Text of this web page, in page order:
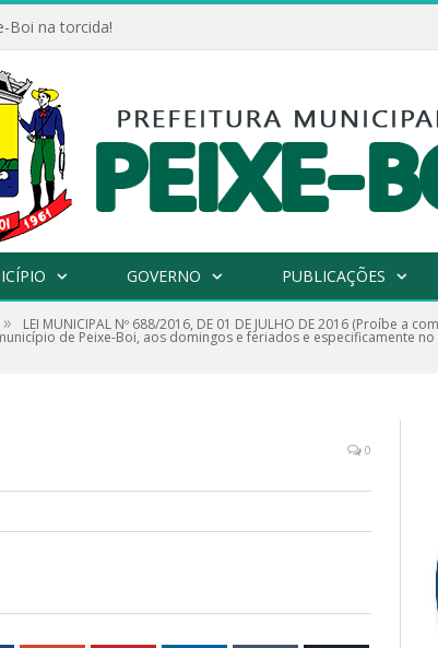
Boi na torcida!
GOVERNO PUBLICAÇÕES
» LEI MUNICIPAL Nº 688/2016, DE 01 DE JULHO DE 2016 (Proíbe a
de Peixe-Boi, aos domingos e feriados e especificamente
0